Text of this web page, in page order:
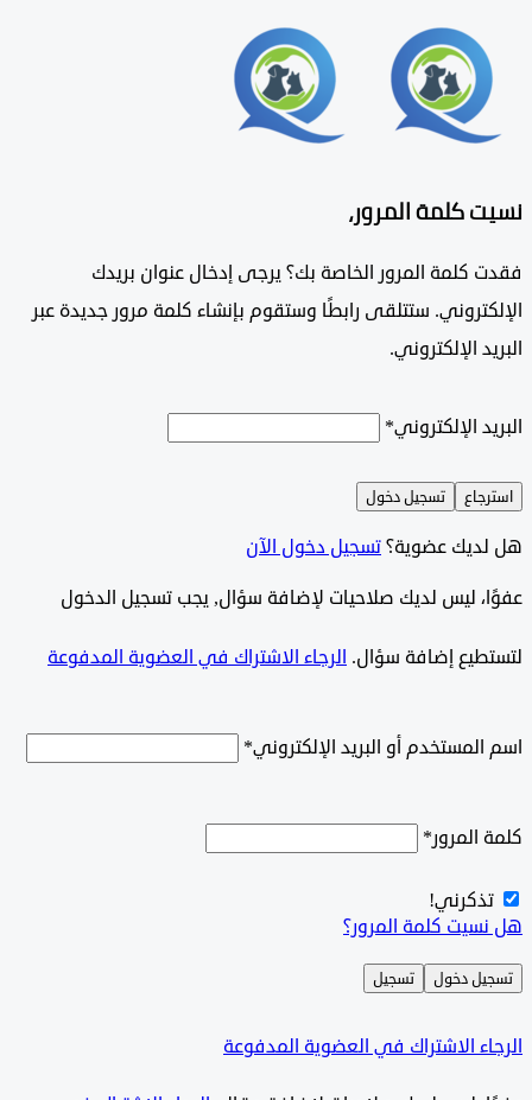
كلمة المرور،
كلمة المرور الخاصة بك؟ يرجى إدخال عنوان بريدك
ستتلقى رابطًا وستقوم بإنشاء كلمة مرور جديدة عبر
الإلكتروني.
الإلكتروني*
تسجيل دخول
عضوية؟تسجيل دخول الآن
ليس لديك صلاحيات لإضافة سؤال, يجب تسجيل الدخول
إضافة سؤال.الرجاء الاشتراك في العضوية المدفوعة
أو البريد الإلكتروني*
*
كلمة المرور؟
دخول تسجيل
الاشتراك في العضوية المدفوعة